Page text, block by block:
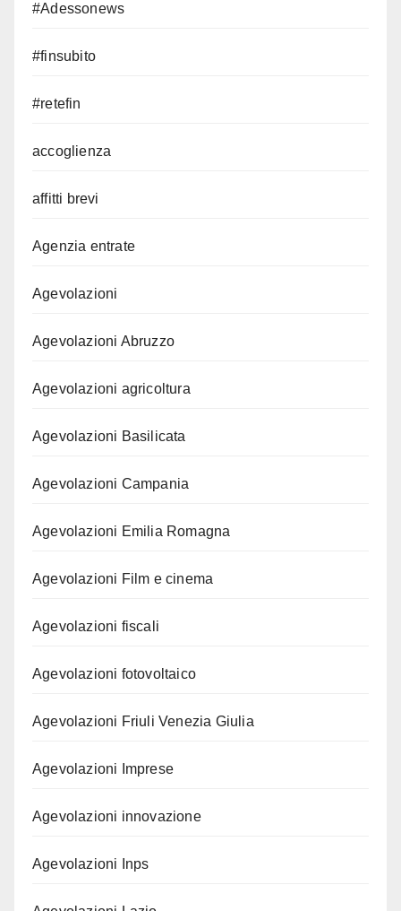
#Adessonews
#finsubito
#retefin
accoglienza
affitti brevi
Agenzia entrate
Agevolazioni
Agevolazioni Abruzzo
Agevolazioni agricoltura
Agevolazioni Basilicata
Agevolazioni Campania
Agevolazioni Emilia Romagna
Agevolazioni Film e cinema
Agevolazioni fiscali
Agevolazioni fotovoltaico
Agevolazioni Friuli Venezia Giulia
Agevolazioni Imprese
Agevolazioni innovazione
Agevolazioni Inps